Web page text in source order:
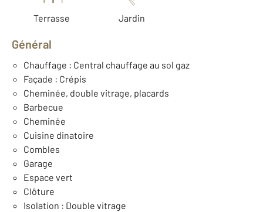
Terrasse Jardin
Général
Chauffage : Central chauffage au sol gaz
Façade : Crépis
Cheminée, double vitrage, placards
Barbecue
Cheminée
Cuisine dinatoire
Combles
Garage
Espace vert
Clôture
Isolation : Double vitrage